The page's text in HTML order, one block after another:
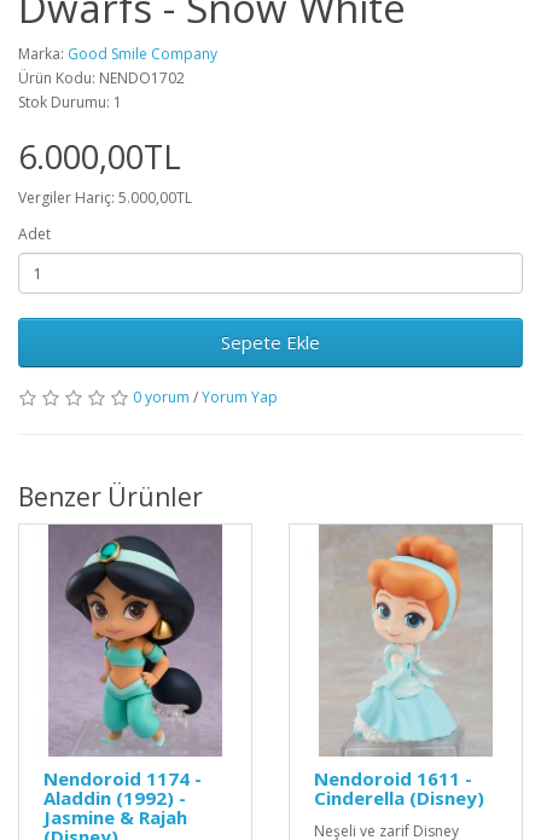
Marka: Good Smile Company
Ürün Kodu: NENDO1702
Stok Durumu: 1
6.000,00TL
Vergiler Hariç: 5.000,00TL
Adet
Sepete Ekle
0 yorum /Yorum Yap
Benzer Ürünler
Nendoroid 1174 -
Aladdin (1992) -
Jasmine & Rajah
Nendoroid 1611 -
Cinderella (Disney)
Neşeli ve zarif Disney